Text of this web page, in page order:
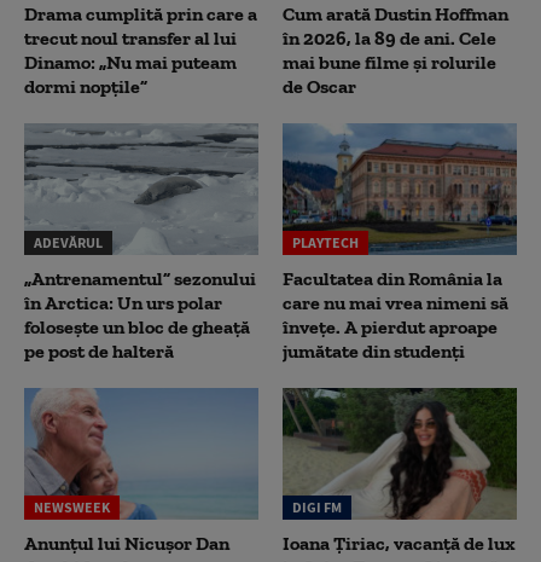
Drama cumplită prin care a
trecut noul transfer al lui
Dinamo: „Nu mai puteam
dormi nopțile”
Cum arată Dustin Hoffman
în 2026, la 89 de ani. Cele
mai bune filme și rolurile
de Oscar
ADEVĂRUL
„Antrenamentul” sezonului
în Arctica: Un urs polar
folosește un bloc de gheață
pe post de halteră
PLAYTECH
Facultatea din România la
care nu mai vrea nimeni să
înveţe. A pierdut aproape
jumătate din studenţi
NEWSWEEK
Anunțul lui Nicușor Dan
DIGI FM
Ioana Țiriac, vacanță de lux